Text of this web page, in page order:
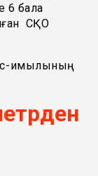
6 бала
СҚО
қимылының